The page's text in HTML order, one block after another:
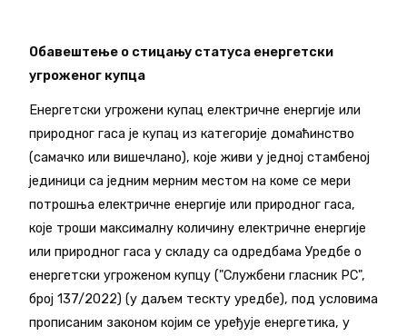
Обавештење о стицању статуса енергетски
угроженог купца
Енергетски угрожени купац електричне енергије или
природног гаса је купац из категорије домаћинство
(самачко или вишечлано), које живи у једној стамбеној
јединици са једним мерним местом на коме се мери
потрошња електричне енергије или природног гаса,
које троши максималну количину електричне енергије
или природног гаса у складу са одредбама Уредбе о
енергетски угроженом купцу ("Службени гласник РС",
број 137/2022) (у даљем тескту уредбе), под условима
прописаним законом којим се уређује енергетика, у